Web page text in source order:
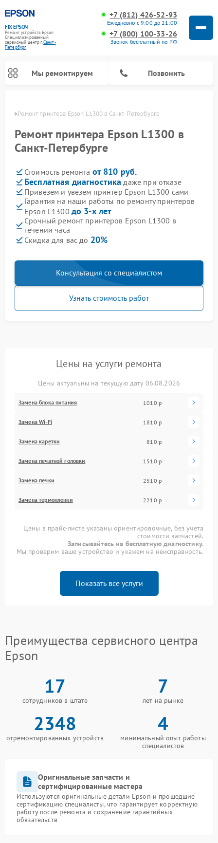
FIX-EPSON
Ремонт устройств Epson
Специализированный
cервисный центр г.Санкт-
Петербург
+7 (812) 426-52-93
Ежедневно с 9:00 до 21:00
+7 (800) 100-33-26
Звонок бесплатный по РФ
Мы ремонтируем Позвонить
Ремонт принтера Epson L1300 в Санкт-Петербурге
Ремонт принтера Epson L1300 в
Санкт-Петербурге
Стоимость ремонта от 810 руб.
Бесплатная диагностика даже при отказе
Привезем и увезем принтер Epson L1300 сами
Гарантия на наши работы по ремонту принтеров
Epson L1300 до 3-х лет
Срочный ремонт принтеров Epson L1300 в
течении часа
Скидка для вас до 20%
Консультация со специалистом
Узнать стоимость работ
Цены на услуги ремонта
Цены актуальны на текущую дату 06.08.2026
Замена блока питания 1010 р
Замена Wi-Fi 1810 р
Замена каретки 810 р
Замена печатной головки 1510 р
Замена печки 2510 р
Замена термопленки 2210 р
Цены в прайс-листе указаны ориентировочные, без учета
стоимости запчастей.
Записывайтесь на бесплатную диагностику.
Мы проверим ваше устройство и укажем на неисправность.
Показать все услуги
Преимущества сервисного центра
Epson
17
сотрудников в штате
7
лет на рынке
2348
отремонтированных устройств
4
минимальный опыт работы
специалистов
Оригинальные запчасти и
сертифицированные мастера
Используются оригинальные детали Epson и прошедшие
сертификацию специалисты, что гарантирует корректную
работу после ремонта и сохранение гарантийных
обязательств